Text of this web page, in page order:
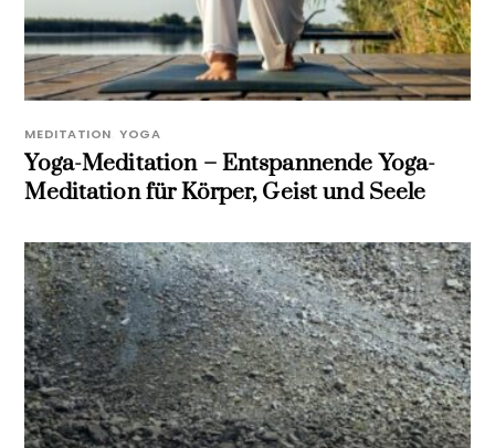
MEDITATION ,YOGA
Yoga-Meditation – Entspannende Yoga-
Meditation für Körper, Geist und Seele